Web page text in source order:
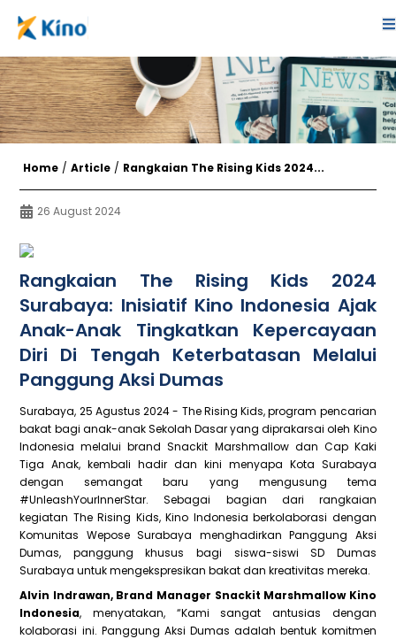
Home / Article / Rangkaian The Rising Kids 2024...
26 August 2024
Rangkaian The Rising Kids 2024
Surabaya: Inisiatif Kino Indonesia Ajak
Anak-Anak Tingkatkan Kepercayaan
Diri Di Tengah Keterbatasan Melalui
Panggung Aksi Dumas
Surabaya, 25 Agustus 2024 - The Rising Kids, program pencarian
bakat bagi anak-anak Sekolah Dasar yang diprakarsai oleh Kino
Indonesia melalui brand Snackit Marshmallow dan Cap Kaki
Tiga Anak, kembali hadir dan kini menyapa Kota Surabaya
dengan semangat baru yang mengusung tema
#UnleashYourInnerStar. Sebagai bagian dari rangkaian
kegiatan The Rising Kids, Kino Indonesia berkolaborasi dengan
Komunitas Wepose Surabaya menghadirkan Panggung Aksi
Dumas, panggung khusus bagi siswa-siswi SD Dumas
Surabaya untuk mengekspresikan bakat dan kreativitas mereka.
Alvin Indrawan, Brand Manager Snackit Marshmallow Kino
Indonesia, menyatakan, “Kami sangat antusias dengan
kolaborasi ini. Panggung Aksi Dumas adalah bentuk komitmen